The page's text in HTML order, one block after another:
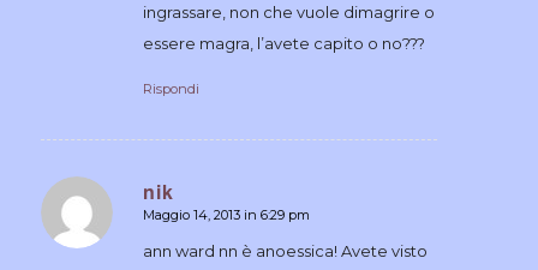
ingrassare, non che vuole dimagrire o
essere magra, l’avete capito o no???
Rispondi
nik
dice:
Maggio 14, 2013 in 6:29 pm
ann ward nn è anoessica! Avete visto